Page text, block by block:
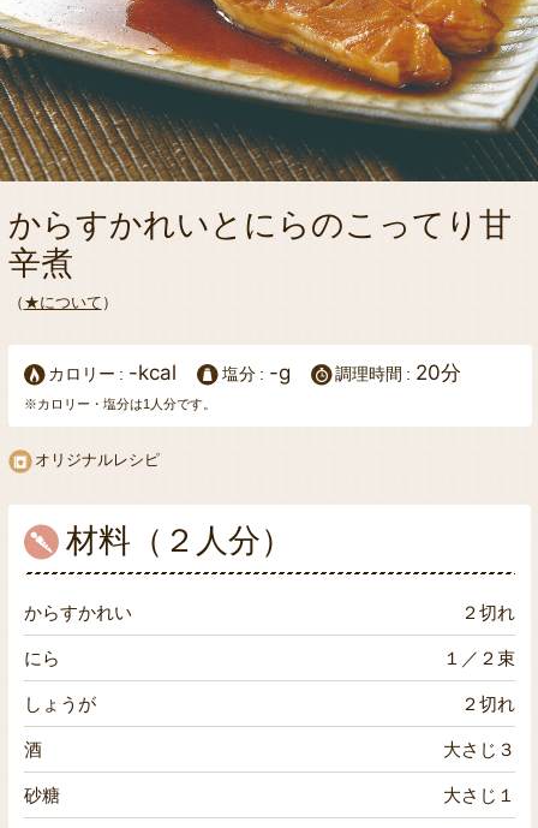
からすかれいとにらのこってり甘
辛煮
（ ★について ）
カロリー -kcal 塩分 -g 調理時間 20分
※カロリー・塩分は1人分です。
オリジナルレシピ
材料（２人分）
からすかれい ２切れ
にら １／２束
しょうが ２切れ
酒 大さじ３
砂糖 大さじ１